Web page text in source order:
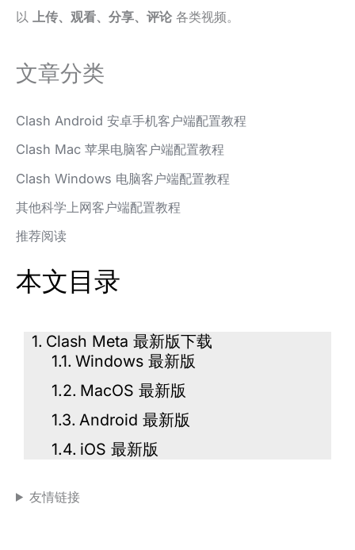
以
上传、观看、分享、评论 各类视频。
文章分类
Clash Android 安卓手机客户端配置教程
Clash Mac 苹果电脑客户端配置教程
Clash Windows 电脑客户端配置教程
其他科学上网客户端配置教程
推荐阅读
本文目录
Clash Meta 最新版下载
Windows 最新版
MacOS 最新版
Android 最新版
iOS 最新版
友情链接